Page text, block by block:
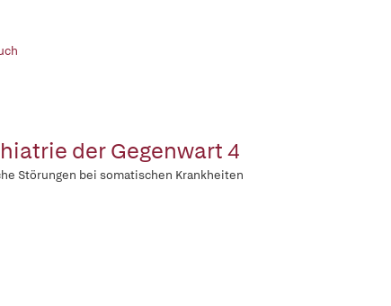
der Gegenwart 4
Störungen bei somatischen Krankheiten